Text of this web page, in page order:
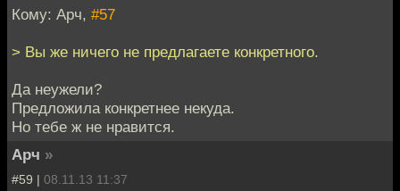
Кому: Арч, #57
> Вы же ничего не предлагаете конкретного.
Да неужели?
Предложила конкретнее некуда.
Но тебе ж не нравится.
Арч »
#59 | 08.11.13 11:37